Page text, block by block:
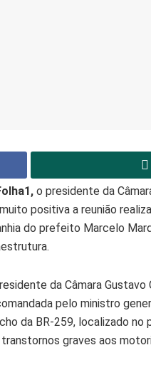
o presidente da
positiva a reunião
do prefeito Marcelo
da Câmara
pelo ministro
da BR-259, localizado no
graves aos